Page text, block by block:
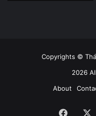
Copyrights ©
2026
About